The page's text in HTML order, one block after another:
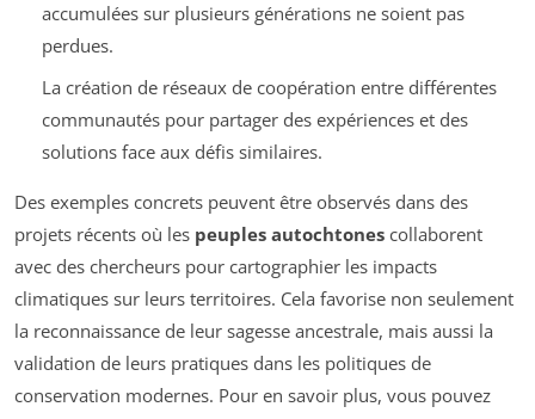
accumulées sur plusieurs générations ne soient pas
perdues.
La création de réseaux de coopération entre différentes
communautés pour partager des expériences et des
solutions face aux défis similaires.
Des exemples concrets peuvent être observés dans des
projets récents où les peuples autochtones collaborent
avec des chercheurs pour cartographier les impacts
climatiques sur leurs territoires. Cela favorise non seulement
la reconnaissance de leur sagesse ancestrale, mais aussi la
validation de leurs pratiques dans les politiques de
conservation modernes. Pour en savoir plus, vous pouvez